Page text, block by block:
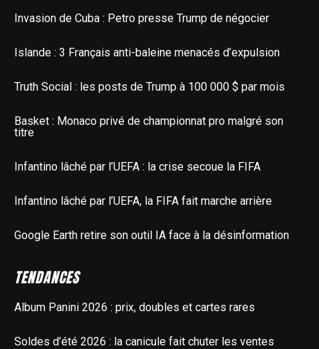
Invasion de Cuba : Petro presse Trump de négocier
Islande : 3 Français anti-baleine menacés d’expulsion
Truth Social : les posts de Trump à 100 000 $ par mois
Basket : Monaco privé de championnat pro malgré son
titre
Infantino lâché par l’UEFA : la crise secoue la FIFA
Infantino lâché par l’UEFA, la FIFA fait marche arrière
Google Earth retire son outil IA face à la désinformation
TENDANCES
Album Panini 2026 : prix, doubles et cartes rares
Soldes d’été 2026 : la canicule fait chuter les ventes